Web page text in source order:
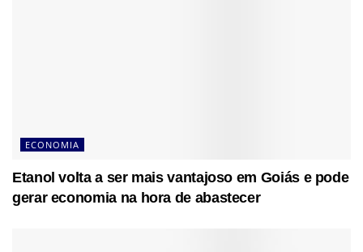
ECONOMIA
Etanol volta a ser mais vantajoso em Goiás e pode
gerar economia na hora de abastecer